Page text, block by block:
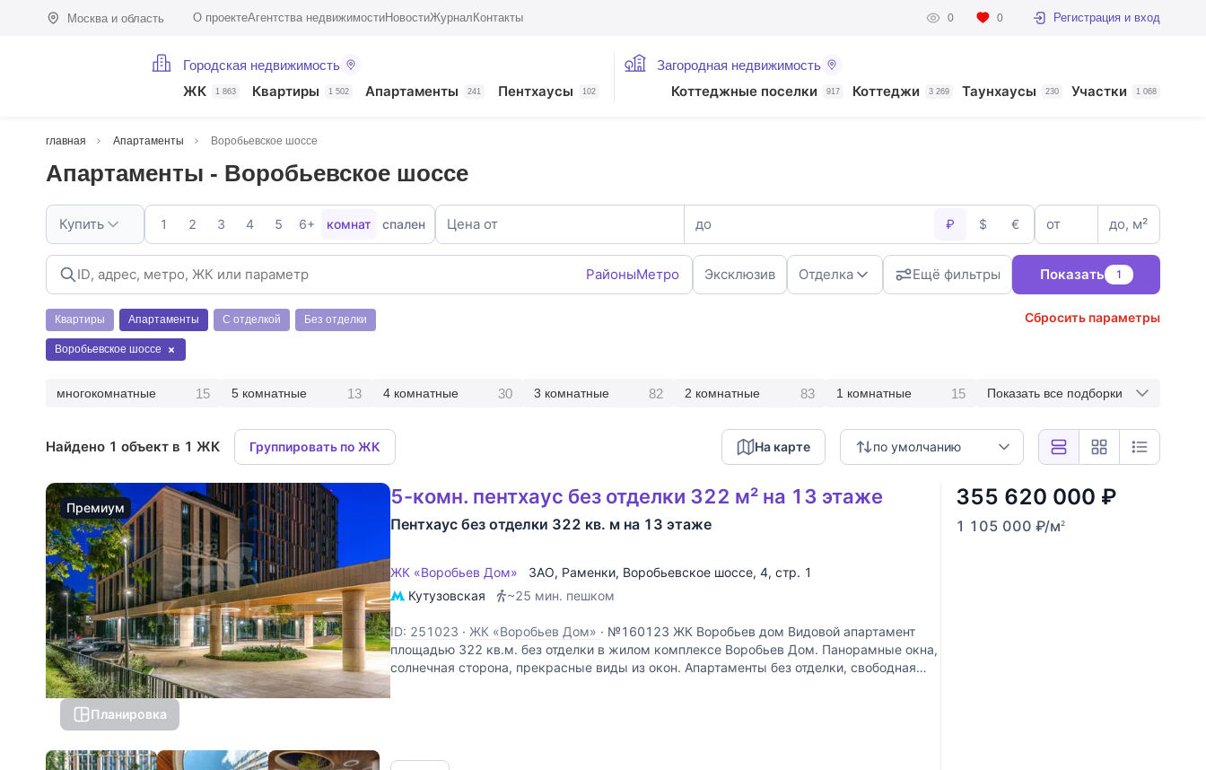
Москва и область О проектеАгентства недвижимостиНовостиЖурнал Контакты 0 0 Регистрация и вход
Городская недвижимость
ЖК 1 863 Квартиры 1 502 Апартаменты 241 Пентхаусы 102
Загородная недвижимость
Коттеджные поселки 917 Коттеджи 3 269 Таунхаусы 230 Участки 1 068
главная Апартаменты Воробьевское шоссе
Апартаменты - Воробьевское шоссе
Купить 1 2 3 4 5 6+ комнат спален Цена от до ₽ $ € от до, м²
РайоныМетро Эксклюзив Отделка Ещё фильтры Показать 1
Квартиры Апартаменты С отделкой Без отделки Сбросить параметры
Воробьевское шоссе
многокомнатные 15 5 комнатные 13 4 комнатные 30 3 комнатные 82 2 комнатные 83 1 комнатные 15 Показать все подборки
Найдено 1 объект в 1 ЖК Группировать по ЖК по умолчанию
На карте
Премиум
Планировка
5-комн. пентхаус без отделки 322 м² на 13 этаже
Пентхаус без отделки 322 кв. м на 13 этаже
ЖК «Воробьев Дом» ЗАО, Раменки, Воробьевское шоссе, 4, стр. 1
Кутузовская
~25 мин. пешком
ID: 251023 · ЖК «Воробьев Дом» · №160123 ЖК Воробьев дом Видовой апартамент
площадью 322 кв.м. без отделки в жилом комплексе Воробьев Дом. Панорамные окна,
солнечная сторона, прекрасные виды из окон. Апартаменты без отделки, свободная
355 620 000 ₽
1 105 000 ₽/м2